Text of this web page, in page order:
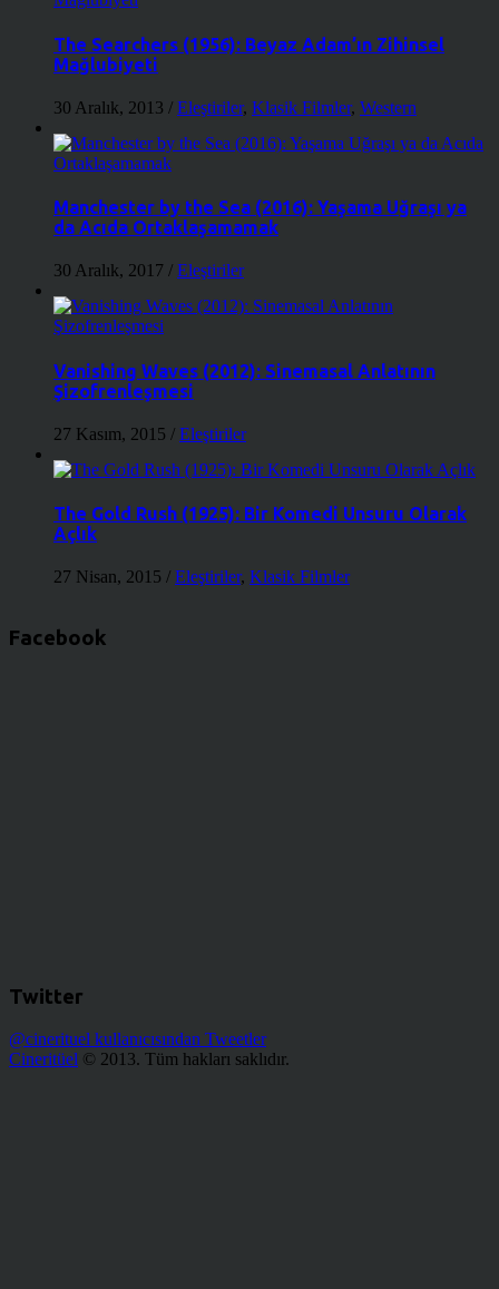
The Searchers (1956): Beyaz Adam’ın Zihinsel
Mağlubiyeti
30 Aralık, 2013 / Eleştiriler, Klasik Filmler, Western
Manchester by the Sea (2016): Yaşama Uğraşı ya
da Acıda Ortaklaşamamak
30 Aralık, 2017 / Eleştiriler
Vanishing Waves (2012): Sinemasal Anlatının
Şizofrenleşmesi
27 Kasım, 2015 / Eleştiriler
The Gold Rush (1925): Bir Komedi Unsuru Olarak
Açlık
27 Nisan, 2015 / Eleştiriler, Klasik Filmler
Facebook
Twitter
@cinerituel kullanıcısından Tweetler
Cineritüel © 2013. Tüm hakları saklıdır.